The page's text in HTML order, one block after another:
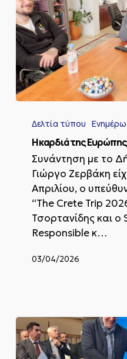
καρδιά
Ευρώπης
χτυπήσει
στη
Σητεία
Δελτία τύπου
Η καρδιά της
Συνάντηση με το
Γιώργο Ζερβάκη
Απριλίου, ο
“The Crete Trip
Τσορτανίδης και ο
Responsible κ…
03/04/2026